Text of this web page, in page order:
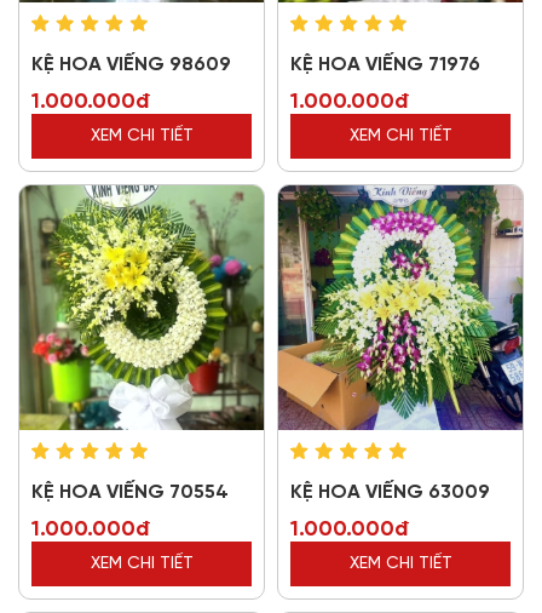
KỆ HOA VIẾNG 98609
1.000.000đ
XEM CHI TIẾT
KỆ HOA VIẾNG 71976
1.000.000đ
XEM CHI TIẾT
KỆ HOA VIẾNG 70554
1.000.000đ
XEM CHI TIẾT
KỆ HOA VIẾNG 63009
1.000.000đ
XEM CHI TIẾT